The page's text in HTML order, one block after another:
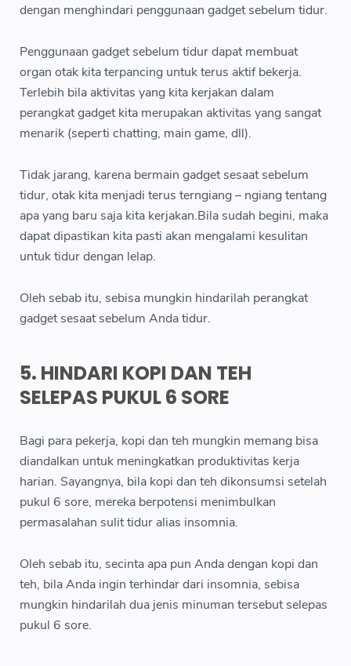
dengan menghindari penggunaan gadget sebelum tidur.
Penggunaan gadget sebelum tidur dapat membuat
organ otak kita terpancing untuk terus aktif bekerja.
Terlebih bila aktivitas yang kita kerjakan dalam
perangkat gadget kita merupakan aktivitas yang sangat
menarik (seperti chatting, main game, dll).
Tidak jarang, karena bermain gadget sesaat sebelum
tidur, otak kita menjadi terus terngiang – ngiang tentang
apa yang baru saja kita kerjakan.Bila sudah begini, maka
dapat dipastikan kita pasti akan mengalami kesulitan
untuk tidur dengan lelap.
Oleh sebab itu, sebisa mungkin hindarilah perangkat
gadget sesaat sebelum Anda tidur.
5. HINDARI KOPI DAN TEH
SELEPAS PUKUL 6 SORE
Bagi para pekerja, kopi dan teh mungkin memang bisa
diandalkan untuk meningkatkan produktivitas kerja
harian. Sayangnya, bila kopi dan teh dikonsumsi setelah
pukul 6 sore, mereka berpotensi menimbulkan
permasalahan sulit tidur alias insomnia.
Oleh sebab itu, secinta apa pun Anda dengan kopi dan
teh, bila Anda ingin terhindar dari insomnia, sebisa
mungkin hindarilah dua jenis minuman tersebut selepas
pukul 6 sore.